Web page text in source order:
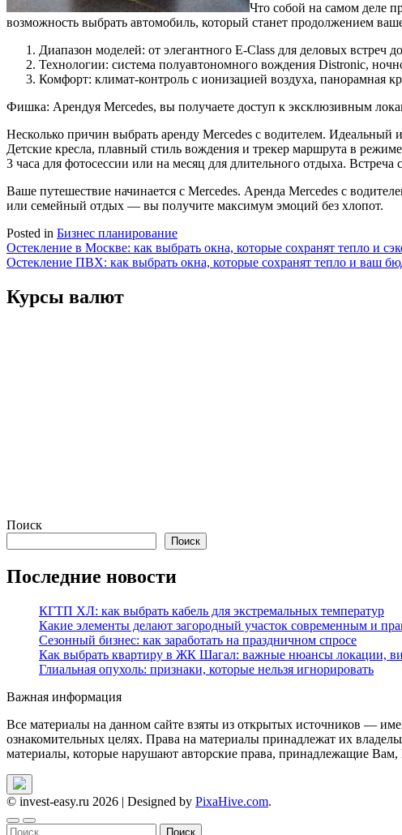
Что собой на самом деле
возможность выбрать автомобиль, который станет продолжением
Диапазон моделей: от элегантного E-Class для деловых
Технологии: система полуавтономного вождения Distronic,
Комфорт: климат-контроль с ионизацией воздуха, панорамная
Фишка: Арендуя Mercedes, вы получаете доступ к эксклюзивным
Несколько причин выбрать аренду Mercedes с водителем. Идеальный
Детские кресла, плавный стиль вождения и трекер маршрута в
3 часа для фотосессии или на месяц для длительного отдыха.
Ваше путешествие начинается с Mercedes. Аренда Mercedes с
или семейный отдых — вы получите максимум эмоций без хлопот.
Posted in Бизнес планирование
Навигация
по
записям
Остекление в Москве: как выбрать окна, которые сохранят тепло и
Остекление ПВХ: как выбрать окна, которые сохранят тепло и ваш
Курсы валют
Поиск
Поиск
Последние новости
КГТП ХЛ: как выбрать кабель для экстремальных температур
Какие элементы делают загородный участок современным и
Сезонный бизнес: как заработать на праздничном спросе
Как выбрать квартиру в ЖК Шагал: важные нюансы локации,
Глиальная опухоль: признаки, которые нельзя игнорировать
Важная информация
Все материалы на данном сайте взяты из открытых источников —
ознакомительных целях. Права на материалы принадлежат их
материалы, которые нарушают авторские права, принадлежащие
© invest-easy.ru 2026 | Designed by PixaHive.com.
Найти: